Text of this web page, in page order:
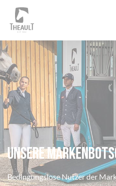
Unsere
Bedingungslose Nutzer der